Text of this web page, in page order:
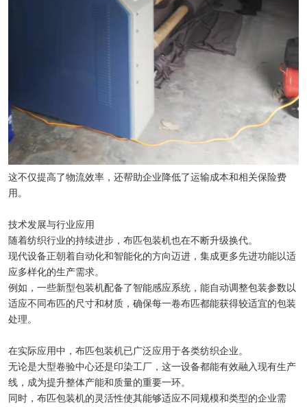
这不仅提高了物流效率，还帮助企业降低了运输成本和相关保险费
用。
技术发展与行业应用
随着纺织行业的持续进步，布匹包装机也在不断升级换代。
现代设备正朝着自动化和智能化的方向迈进，集成更多先进功能以适
应多样化的生产需求。
例如，一些新型包装机配备了智能感应系统，能自动调整包装参数以
适应不同布匹的尺寸和材质，确保每一卷布匹都能获得较适宜的包装
处理。
在实际应用中，布匹包装机已广泛应用于各类纺织企业。
无论是大型卷验中心还是印染工厂，这一设备都能有效融入现有生产
线，成为提升整体产能和质量的重要一环。
同时，布匹包装机的灵活性使其能够适应不同规模和类型的企业需